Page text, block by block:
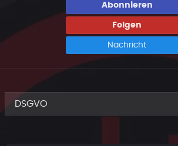
Abonnieren
Folgen
Nachricht